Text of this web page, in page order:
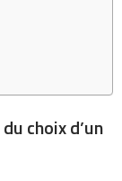
choix d’un